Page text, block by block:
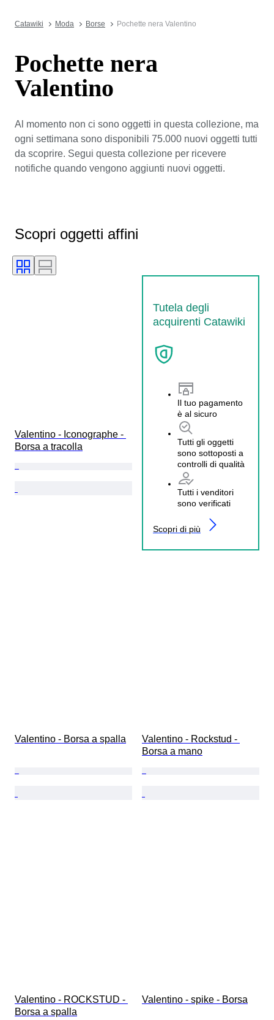
Catawiki Moda Borse Pochette nera Valentino
Pochette nera
Valentino
Al momento non ci sono oggetti in questa collezione, ma
ogni settimana sono disponibili 75.000 nuovi oggetti tutti
da scoprire. Segui questa collezione per ricevere
notifiche quando vengono aggiunti nuovi oggetti.
Scopri oggetti affini
Tutela degli
acquirenti Catawiki
Il tuo pagamento
è al sicuro
Tutti gli oggetti
sono sottoposti a
controlli di qualità
Tutti i venditori
sono verificati
Scopri di più
Valentino - Iconographe -
Borsa a tracolla
Valentino - Borsa a spalla
Valentino - Rockstud -
Borsa a mano
Valentino - ROCKSTUD -
Borsa a spalla
Valentino - spike - Borsa